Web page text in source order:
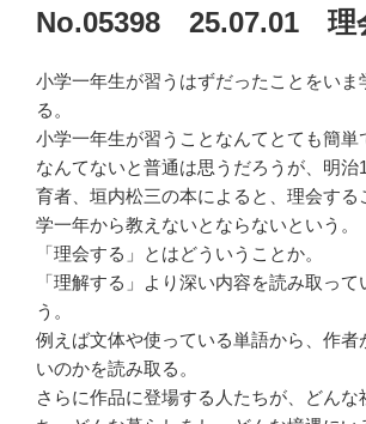
稿
日:
No.05398 25.07.01 理
小学一年生が習うはずだったことをいま
る。
小学一年生が習うことなんてとても簡単
なんてないと普通は思うだろうが、明治
育者、垣内松三の本によると、理会する
学一年から教えないとならないという。
「理会する」とはどういうことか。
「理解する」より深い内容を読み取って
う。
例えば文体や使っている単語から、作者
いのかを読み取る。
さらに作品に登場する人たちが、どんな